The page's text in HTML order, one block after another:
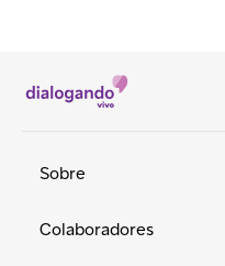
Sobre
Colaboradores